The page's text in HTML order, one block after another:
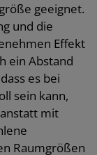
geeignet.
und die
Effekt
ein Abstand
es bei
sein kann,
mit
Raumgrößen